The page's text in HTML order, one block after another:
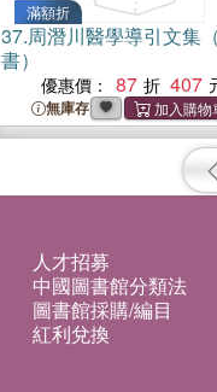
滿額折
37.周潛川醫學導引文集
書）
優惠價： 87 407
無庫存
人才招募
中國圖書館分類法
圖書館採購/編目
紅利兌換